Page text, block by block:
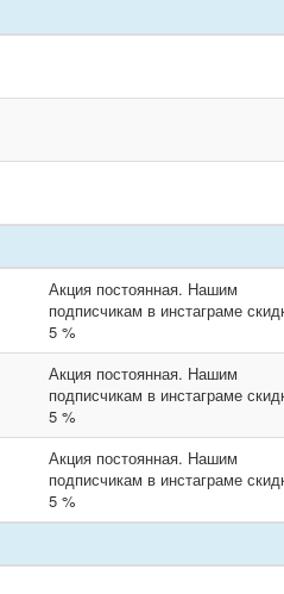
Акция постоянная. Нашим
подписчикам в инстаграме
5 %
Акция постоянная. Нашим
подписчикам в инстаграме
5 %
Акция постоянная. Нашим
подписчикам в инстаграме
5 %